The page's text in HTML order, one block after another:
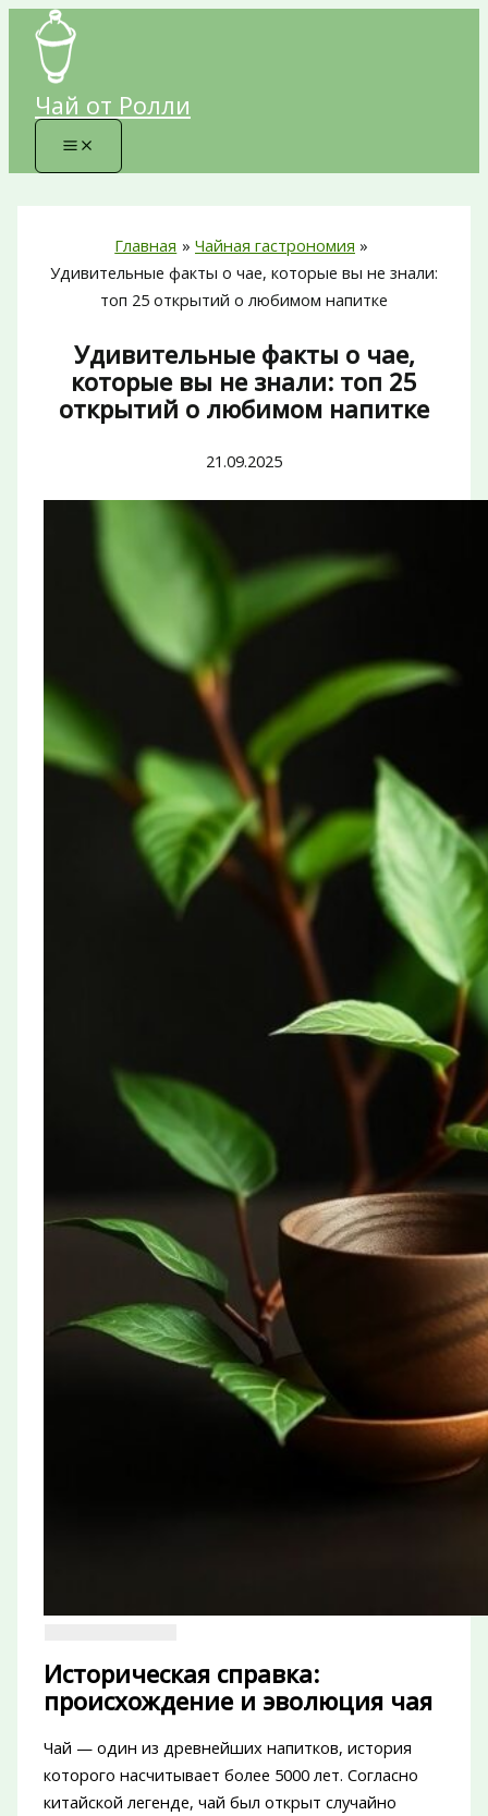
Перейти
содержимому
Чай от Ролли
Главная
Чайная гастрономия
Удивительные факты о чае, которые вы не знали:
топ 25 открытий о любимом напитке
Удивительные факты о чае,
которые вы не знали: топ 25
открытий о любимом напитке
21.09.2025
Историческая справка:
происхождение и эволюция чая
Чай — один из древнейших напитков, история
которого насчитывает более 5000 лет. Согласно
китайской легенде, чай был открыт случайно